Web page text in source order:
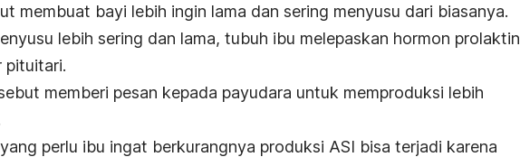
membuat bayi lebih ingin lama dan sering menyusu dari biasanya.
lebih sering dan lama, tubuh ibu melepaskan hormon prolaktin
pituitari.
memberi pesan kepada payudara untuk memproduksi lebih
perlu ibu ingat berkurangnya produksi ASI bisa terjadi karena